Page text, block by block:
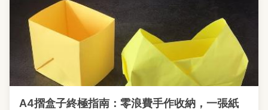
A4摺盒子終極指南：零浪費手作收納，一張紙